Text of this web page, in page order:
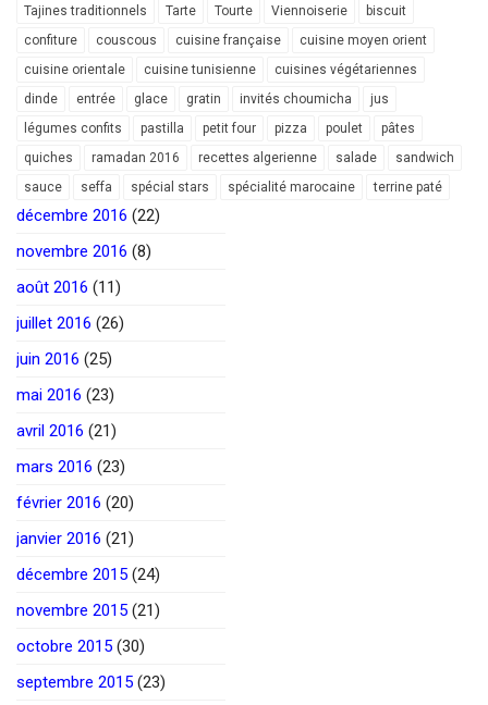
Tajines traditionnels Tarte Tourte Viennoiserie
biscuit
confiture
couscous cuisine française
cuisine moyen orient
cuisine orientale
cuisine tunisienne
cuisines végétariennes
dinde
entrée glace gratin invités choumicha
jus
légumes confits
pastilla petit four pizza poulet
pâtes
quiches
ramadan 2016 recettes algerienne salade
sandwich
sauce
seffa spécial stars spécialité marocaine terrine paté
décembre 2016 (22)
novembre 2016 (8)
août 2016 (11)
juillet 2016 (26)
juin 2016 (25)
mai 2016 (23)
avril 2016 (21)
mars 2016 (23)
février 2016 (20)
janvier 2016 (21)
décembre 2015 (24)
novembre 2015 (21)
octobre 2015 (30)
septembre 2015 (23)